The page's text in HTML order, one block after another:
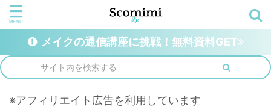
メイクの通信講座に挑戦！無料資料GET
※アフィリエイト広告を利用しています